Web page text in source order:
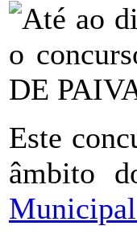
Até ao
o
DE
Este
âmbito